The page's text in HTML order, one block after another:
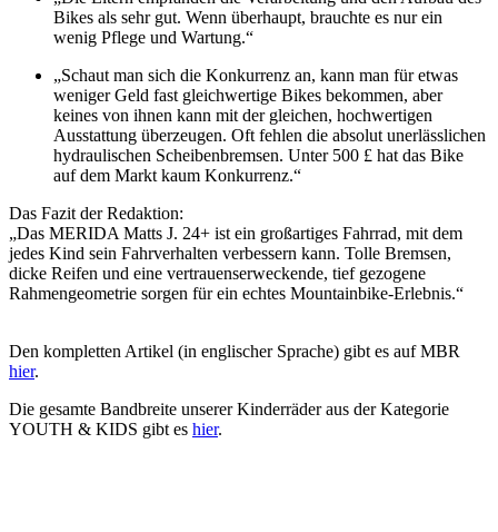
Bikes als sehr gut. Wenn überhaupt, brauchte es nur ein
wenig Pflege und Wartung.“
„Schaut man sich die Konkurrenz an, kann man für etwas
weniger Geld fast gleichwertige Bikes bekommen, aber
keines von ihnen kann mit der gleichen, hochwertigen
Ausstattung überzeugen. Oft fehlen die absolut unerlässlichen
hydraulischen Scheibenbremsen. Unter 500 £ hat das Bike
auf dem Markt kaum Konkurrenz.“
Das Fazit der Redaktion:
„Das MERIDA Matts J. 24+ ist ein großartiges Fahrrad, mit dem
jedes Kind sein Fahrverhalten verbessern kann. Tolle Bremsen,
dicke Reifen und eine vertrauenserweckende, tief gezogene
Rahmengeometrie sorgen für ein echtes Mountainbike-Erlebnis.“
Den kompletten Artikel (in englischer Sprache) gibt es auf MBR
hier.
Die gesamte Bandbreite unserer Kinderräder aus der Kategorie
YOUTH & KIDS gibt es hier.